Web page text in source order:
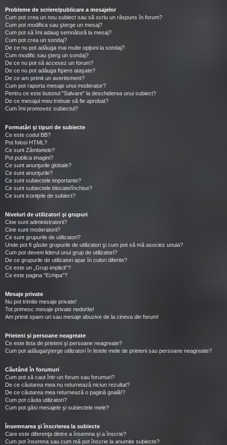
Probleme de scriere/publicare a mesajelor
Cum pot crea un nou subiect sau să scriu un răspuns în forum?
Cum pot modifica sau şterge un mesaj?
Cum pot să îmi adaug semnătură la mesaj?
Cum pot crea un sondaj?
De ce nu pot adăuga mai multe opţiuni la sondaj?
Cum modific sau şterg un sondaj?
De ce nu pot să accesez un forum?
De ce nu pot adăuga fişiere ataşate?
De ce am primit un avertisment?
Cum pot raporta mesaje unui moderator?
Pentru ce este butonul "Salvare" la deschiderea unui subiect?
De ce mesajul meu trebuie să fie aprobat?
Cum îmi promovez subiectul?
Formatări şi tipuri de subiecte
Ce este codul BB?
Pot folosi HTML?
Ce sunt Zâmbetele?
Pot publica imagini?
Ce sunt anunţurile globale?
Ce sunt anunţurile?
Ce sunt subiectele importante?
Ce sunt subiectele blocate/închise?
Ce sunt iconiţele de subiect?
Niveluri de utilizatori şi grupuri
Cine sunt administratorii?
Cine sunt moderatorii?
Ce sunt grupurile de utilizatori?
Unde pot fi găsite grupurile de utilizatori şi cum pot să mă asociez unuia?
Cum pot deveni liderul unui grup de utilizatori?
De ce grupurile de utilizatori apar în culori diferite?
Ce este un „Grup implicit”?
Ce este pagina "Echipa"?
Mesaje private
Nu pot trimite mesaje private!
Tot primesc mesaje private nedorite!
Am primit spam-uri sau mesaje abuzive de la cineva din forum!
Prieteni şi persoane neagreate
Ce este lista de prieteni şi persoane neagreate?
Cum pot adăuga/şterge utilizatori în listele mele de prieteni sau persoane neagreate?
Căutând în forumuri
Cum pot să caut într-un forum sau forumuri?
De ce căutarea mea nu returnează niciun rezultat?
De ce căutarea mea returnează o pagină goală!?
Cum pot căuta utilizatori?
Cum pot găsi mesajele şi subiectele mele?
Însemnarea şi înscrierea la subiecte
Care este diferenţa dintre a însemna şi a înscrie?
Cum pot însemna sau cum mă pot înscrie la anumite subiecte?